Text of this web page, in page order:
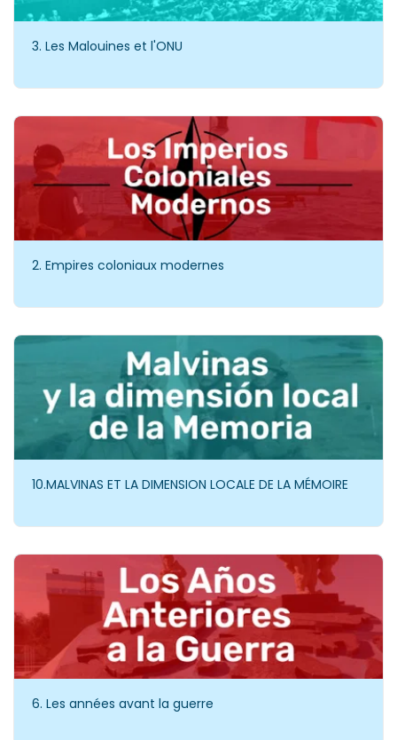
3. Les Malouines et l'ONU
2. Empires coloniaux modernes
10.MALVINAS ET LA DIMENSION LOCALE DE LA MÉMOIRE
6. Les années avant la guerre